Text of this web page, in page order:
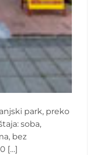
park, preko
soba,
bez
[…]